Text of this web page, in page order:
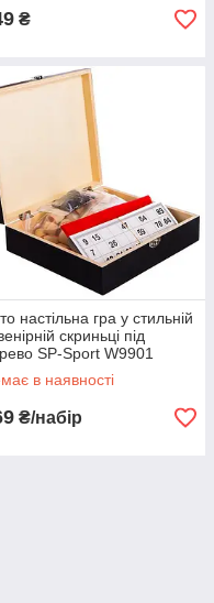
₴
настільна гра у стильній
скриньці під
SP-Sport W9901
в наявності
₴/набір